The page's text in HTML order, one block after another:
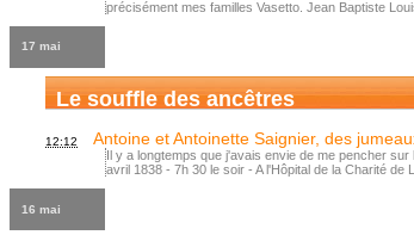
précisément mes familles Vasetto. Jean Baptiste
17 mai
Le souffle des ancêtres
12:12 Antoine et Antoinette Saignier, des
Il y a longtemps que j'avais envie de me pencher
avril 1838 - 7h 30 le soir - A l'Hôpital de la Charité de
16 mai